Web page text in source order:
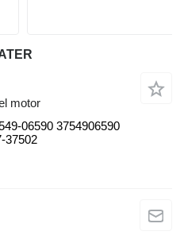
motor
06590 3754906590
37502